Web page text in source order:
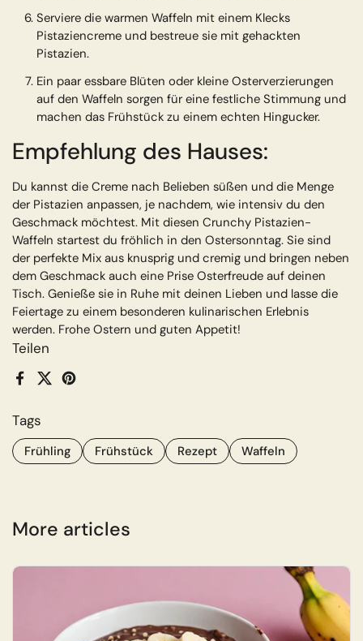
Teilen
Facebook
X (Twitter)
Pinterest
Tags
Frühling Frühstück Rezept Waffeln
Serviere die warmen Waffeln mit einem Klecks
Pistaziencreme und bestreue sie mit gehackten
Pistazien.
Ein paar essbare Blüten oder kleine Osterverzierungen
auf den Waffeln sorgen für eine festliche Stimmung und
machen das Frühstück zu einem echten Hingucker.
Empfehlung des Hauses:
Du kannst die Creme nach Belieben süßen und die Menge
der Pistazien anpassen, je nachdem, wie intensiv du den
Geschmack möchtest. Mit diesen Crunchy Pistazien-
Waffeln startest du fröhlich in den Ostersonntag. Sie sind
der perfekte Mix aus knusprig und cremig und bringen neben
dem Geschmack auch eine Prise Osterfreude auf deinen
Tisch. Genieße sie in Ruhe mit deinen Lieben und lasse die
Feiertage zu einem besonderen kulinarischen Erlebnis
werden. Frohe Ostern und guten Appetit!
More articles